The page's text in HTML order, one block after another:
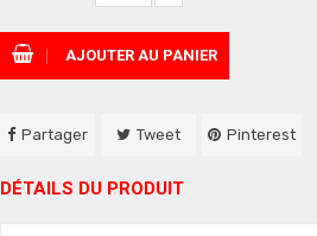
AJOUTER AU PANIER
Partager Tweet Pinterest
DÉTAILS DU PRODUIT